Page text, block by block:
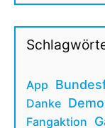
App
Danke
Fangaktion